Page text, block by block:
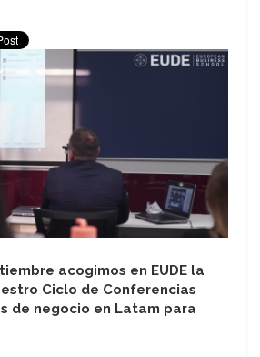
acogimos en EUDE la
Ciclo de Conferencias
de negocio en Latam para